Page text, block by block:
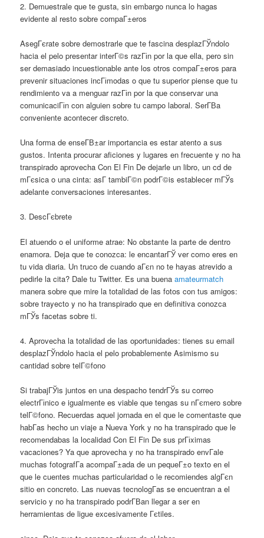
2. Demuestrale que te gusta, sin embargo nunca lo hagas
evidente al resto sobre compaГ±eros
AsegГєrate sobre demostrarle que te fascina desplazГЎndolo
hacia el pelo presentar interГ©s razГіn por la que ella, pero sin
ser demasiado incuestionable ante los otros compaГ±eros para
prevenir situaciones incГіmodas o que tu superior piense que tu
rendimiento va a menguar razГіn por la que conservar una
comunicaciГіn con alguien sobre tu campo laboral. SerГ­В­a
conveniente acontecer discreto.
Una forma de enseГ­В±ar importancia es estar atento a sus
gustos. Intenta procurar aficiones y lugares en frecuente y no ha
transpirado aprovecha Con El Fin De dejarle un libro, un cd de
mГєsica o una cinta: asГ­ tambiГ©n podrГ©is establecer mГЎs
adelante conversaciones interesantes.
3. DescГєbrete
El atuendo o el uniforme atrae: No obstante la parte de dentro
enamora. Deja que te conozca: le encantarГЎ ver como eres en
tu vida diaria. Un truco de cuando aГєn no te hayas atrevido a
pedirle la cita? Dale tu Twitter. Es una buenaamateurmatch
manera sobre que mire la totalidad de las fotos con tus amigos:
sobre trayecto y no ha transpirado que en definitiva conozca
mГЎs facetas sobre ti.
4. Aprovecha la totalidad de las oportunidades: tienes su email
desplazГЎndolo hacia el pelo probablemente Asimismo su
cantidad sobre telГ©fono
Si trabajГЎis juntos en una despacho tendrГЎs su correo
electrГіnico e igualmente es viable que tengas su nГєmero sobre
telГ©fono. Recuerdas aquel jornada en el que le comentaste que
habГ­as hecho un viaje a Nueva York y no ha transpirado que le
recomendabas la localidad Con El Fin De sus prГіximas
vacaciones? Ya que aprovecha y no ha transpirado envГ­ale
muchas fotografГ­a acompaГ±ada de un pequeГ±o texto en el
que le cuentes muchas particularidad o le recomiendes algГєn
sitio en concreto. Las nuevas tecnologГ­as se encuentran a el
servicio y no ha transpirado podrГ­В­an llegar a ser en
herramientas de ligue excesivamente Гєtiles.